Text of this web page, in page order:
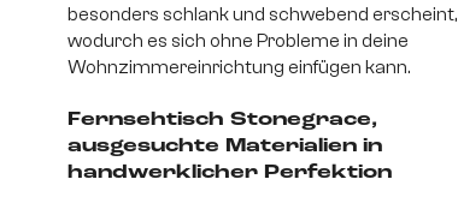
besonders schlank und schwebend erscheint,
wodurch es sich ohne Probleme in deine
Wohnzimmereinrichtung einfügen kann.
Fernsehtisch Stonegrace,
ausgesuchte Materialien in
handwerklicher Perfektion